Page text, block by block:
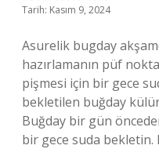
Tarih: Kasım 9, 2024
Asurelik bugday
hazırlamanın püf
pişmesi için bir gece
bekletilen buğday
Buğday bir gün önceden
bir gece suda bekletin.